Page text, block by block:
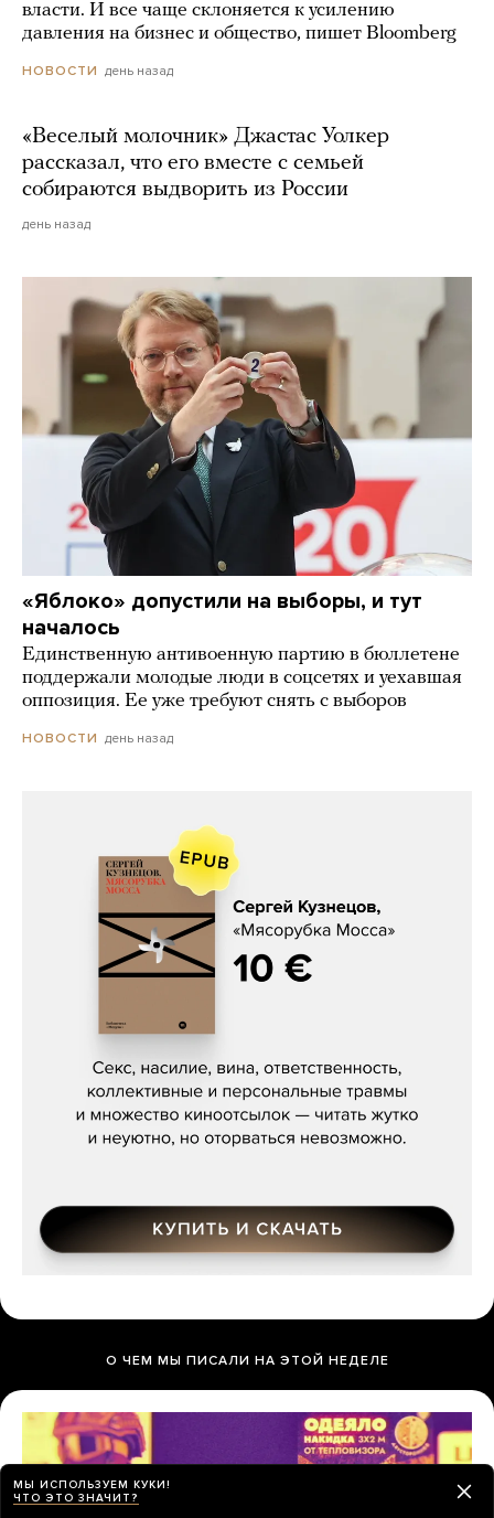
власти. И все чаще склоняется к усилению
давления на бизнес и общество, пишет Bloomberg
НОВОСТИ день назад
«Веселый молочник» Джастас Уолкер
рассказал, что его вместе с семьей
собираются выдворить из России
день назад
«Яблоко» допустили на выборы, и тут
началось
Единственную антивоенную партию в бюллетене
поддержали молодые люди в соцсетях и уехавшая
оппозиция. Ее уже требуют снять с выборов
НОВОСТИ день назад
Сергей Кузнецов, «Мясорубка
О ЧЕМ МЫ ПИСАЛИ НА ЭТОЙ НЕДЕЛЕ
МЫ ИСПОЛЬЗУЕМ КУКИ!
ЧТО ЭТО ЗНАЧИТ?